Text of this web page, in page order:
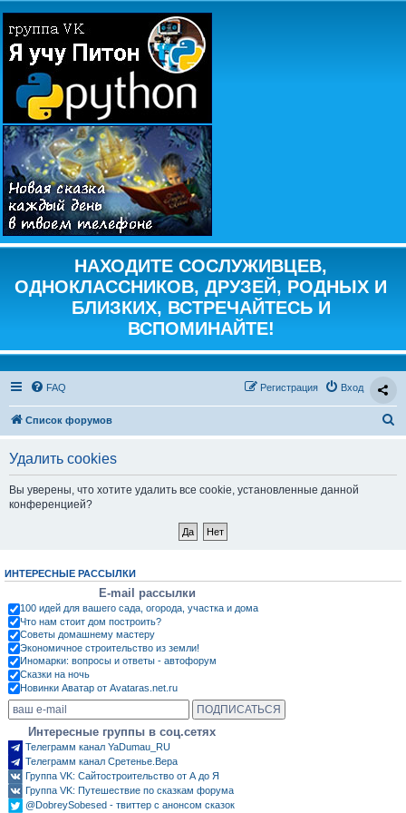
НАХОДИТЕ СОСЛУЖИВЦЕВ,
ОДНОКЛАССНИКОВ, ДРУЗЕЙ, РОДНЫХ И
БЛИЗКИХ, ВСТРЕЧАЙТЕСЬ И
ВСПОМИНАЙТЕ!
FAQ Вход
Регистрация
Список форумов
Удалить cookies
Вы уверены, что хотите удалить все cookie, установленные данной
конференцией?
ИНТЕРЕСНЫЕ РАССЫЛКИ
E-mail рассылки
100 идей для вашего сада, огорода, участка и дома
Что нам стоит дом построить?
Советы домашнему мастеру
Экономичное строительство из земли!
Иномарки: вопросы и ответы - автофорум
Сказки на ночь
Новинки Аватар от Avataras.net.ru
Интересные группы в соц.сетях
Телеграмм канал YaDumau_RU
Телеграмм канал Сретенье.Вера
Группа VK: Сайтостроительство от А до Я
Группа VK: Путешествие по сказкам форума
@DobreySobesed - твиттер с анонсом сказок